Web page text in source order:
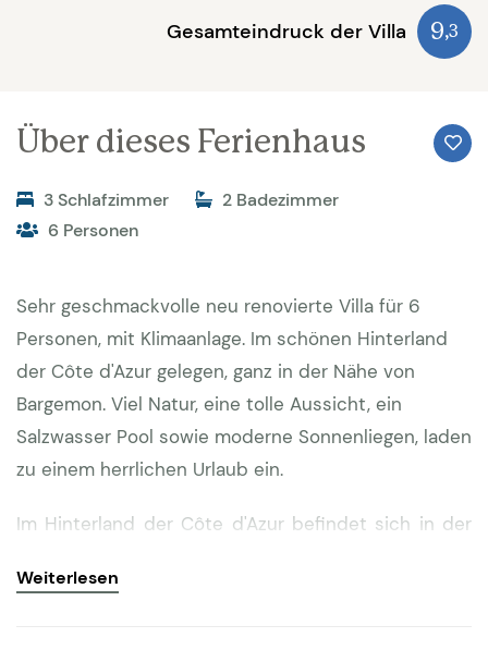
Gesamteindruck der Villa 9,3
Über dieses Ferienhaus
3 Schlafzimmer
2 Badezimmer
6 Personen
Sehr geschmackvolle neu renovierte Villa für 6
Personen, mit Klimaanlage. Im schönen Hinterland
der Côte d'Azur gelegen, ganz in der Nähe von
Bargemon. Viel Natur, eine tolle Aussicht, ein
Salzwasser Pool sowie moderne Sonnenliegen, laden
zu einem herrlichen Urlaub ein.
Im Hinterland der Côte d'Azur befindet sich in der
namens Montferrat. Umgeben von Hügeln und
Weiterlesen